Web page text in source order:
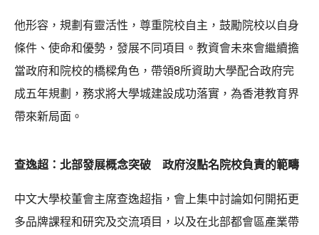
他形容，規劃有靈活性，尊重院校自主，鼓勵院校以自身
條件、使命和優勢，發展不同項目。教資會未來會繼續擔
當政府和院校的橋樑角色，帶領8所資助大學配合政府完
成五年規劃，務求將大學城建設成功落實，為香港教育界
帶來新局面。
查逸超：北部發展概念突破 政府沒點名院校負責的範疇
中文大學校董會主席查逸超指，會上集中討論如何開拓更
多品牌課程和研究及交流項目，以及在北部都會區產業帶